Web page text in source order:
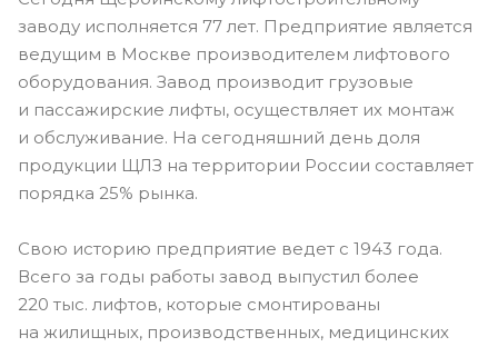
заводу исполняется 77 лет. Предприятие является
ведущим в Москве производителем лифтового
оборудования. Завод производит грузовые
и пассажирские лифты, осуществляет их монтаж
и обслуживание. На сегодняшний день доля
продукции ЩЛЗ на территории России составляет
порядка 25% рынка.
Свою историю предприятие ведет с 1943 года.
Всего за годы работы завод выпустил более
‪220 тыс. лифтов, которые смонтированы
на жилищных, производственных, медицинских